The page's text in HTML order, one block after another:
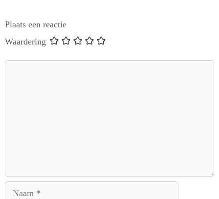
Plaats een reactie
Waardering